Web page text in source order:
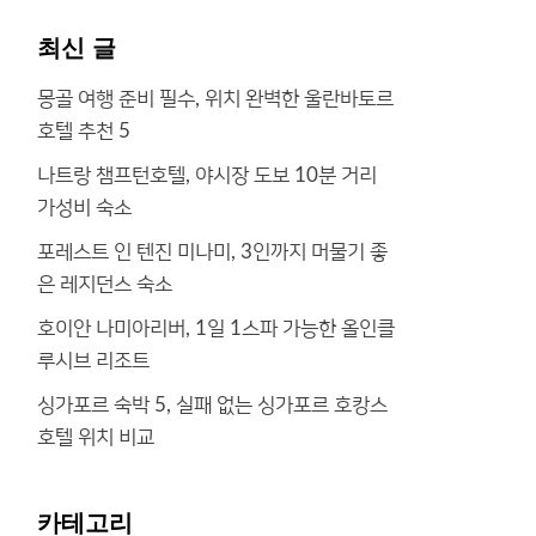
최신 글
몽골 여행 준비 필수, 위치 완벽한 울란바토르
호텔 추천 5
나트랑 챔프턴호텔, 야시장 도보 10분 거리
가성비 숙소
포레스트 인 텐진 미나미, 3인까지 머물기 좋
은 레지던스 숙소
호이안 나미아리버, 1일 1스파 가능한 올인클
루시브 리조트
싱가포르 숙박 5, 실패 없는 싱가포르 호캉스
호텔 위치 비교
카테고리